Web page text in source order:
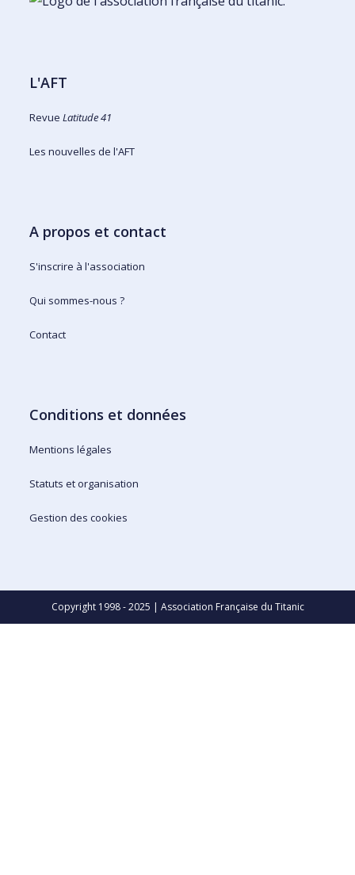
L'AFT
RevueLatitude 41
Les nouvelles de l'AFT
A propos et contact
S'inscrire à l'association
Qui sommes-nous ?
Contact
Conditions et données
Mentions légales
Statuts et organisation
Gestion des cookies
Copyright 1998 - 2025 | Association Française du Titanic